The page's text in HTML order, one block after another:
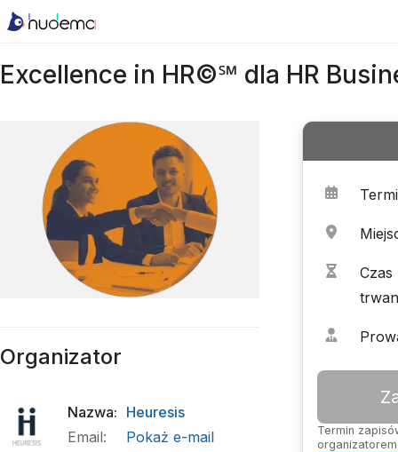
Excellence in HR©℠ dla HR
Czas
Termin
Organizator
Nazwa: Heuresis
Email:
Pokaż e-mail